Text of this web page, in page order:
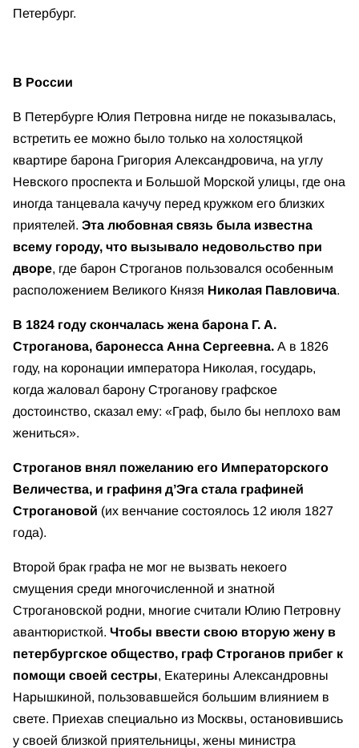
Петербург.
В России
В Петербурге Юлия Петровна нигде не показывалась,
встретить ее можно было только на холостяцкой
квартире барона Григория Александровича, на углу
Невского проспекта и Большой Морской улицы, где она
иногда танцевала качучу перед кружком его близких
приятелей. Эта любовная связь была известна
всему городу, что вызывало недовольство при
дворе, где барон Строганов пользовался особенным
расположением Великого Князя Николая Павловича.
В 1824 году скончалась жена барона Г. А.
Строганова, баронесса Анна Сергеевна. А в 1826
году, на коронации императора Николая, государь,
когда жаловал барону Строганову графское
достоинство, сказал ему: «Граф, было бы неплохо вам
жениться».
Строганов внял пожеланию его Императорского
Величества, и графиня д’Эга стала графиней
Строгановой (их венчание состоялось 12 июля 1827
года).
Второй брак графа не мог не вызвать некоего
смущения среди многочисленной и знатной
Строгановской родни, многие считали Юлию Петровну
авантюристкой. Чтобы ввести свою вторую жену в
петербургское общество, граф Строганов прибег к
помощи своей сестры, Екатерины Александровны
Нарышкиной, пользовавшейся большим влиянием в
свете. Приехав специально из Москвы, остановившись
у своей близкой приятельницы, жены министра